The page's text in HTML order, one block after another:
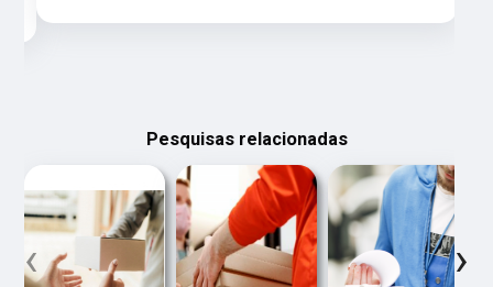
Pesquisas relacionadas
‹ ›